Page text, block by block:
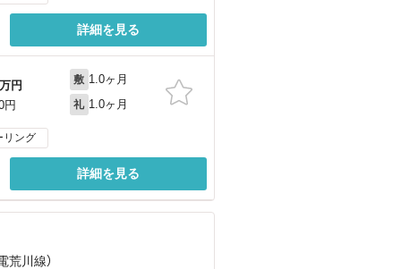
詳細を見る
円
円
敷 1.0ヶ月
礼 1.0ヶ月
リング
詳細を見る
荒川線）